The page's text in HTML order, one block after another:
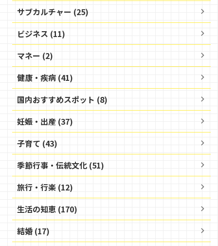
サブカルチャー (25)
ビジネス (11)
マネー (2)
健康・疾病 (41)
国内おすすめスポット (8)
妊娠・出産 (37)
子育て (43)
季節行事・伝統文化 (51)
旅行・行楽 (12)
生活の知恵 (170)
結婚 (17)